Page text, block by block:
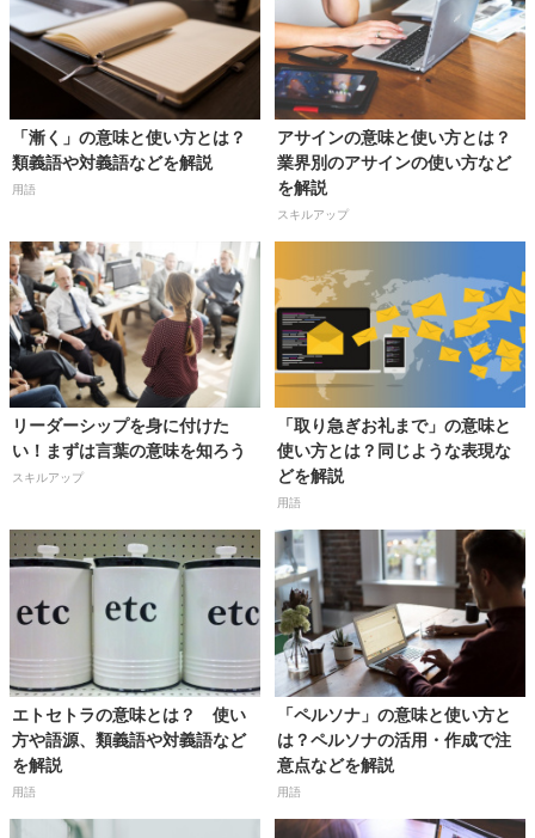
「漸く」の意味と使い方とは？
類義語や対義語などを解説
用語
アサインの意味と使い方とは？
業界別のアサインの使い方など
を解説
スキルアップ
リーダーシップを身に付けた
い！まずは言葉の意味を知ろう
スキルアップ
「取り急ぎお礼まで」の意味と
使い方とは？同じような表現な
どを解説
用語
エトセトラの意味とは？ 使い
方や語源、類義語や対義語など
を解説
用語
「ペルソナ」の意味と使い方と
は？ペルソナの活用・作成で注
意点などを解説
用語